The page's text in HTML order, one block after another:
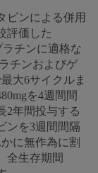
ビンによる併用
評価した
ラチンに適格な
チンおよびゲ
大6サイクルま
を4週間間
2年間投与する
ンを3週間間隔
に無作為に割
全生存期間